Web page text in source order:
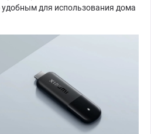
для использования дома